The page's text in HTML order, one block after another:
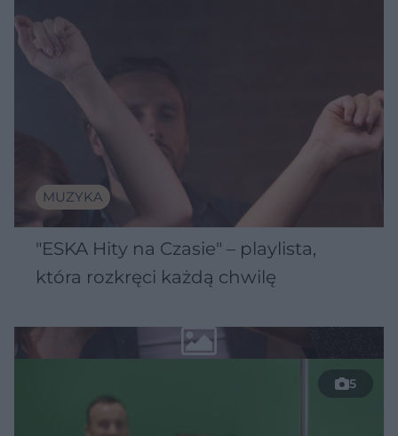
MUZYKA
"ESKA Hity na Czasie" – playlista,
która rozkręci każdą chwilę
5